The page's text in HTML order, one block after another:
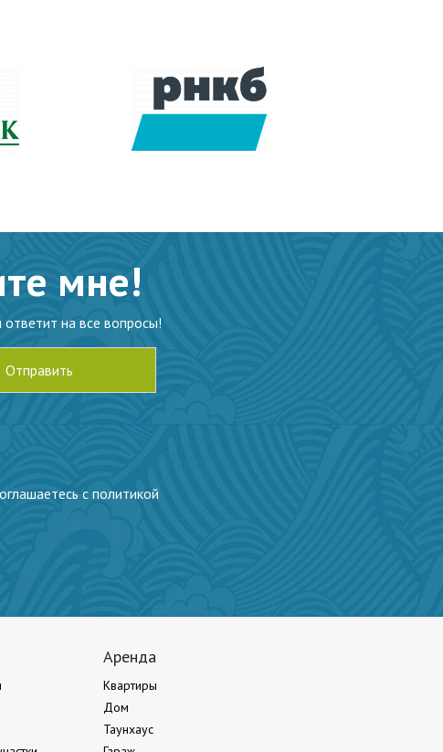
мне!
на все вопросы!
с политикой
Аренда
Квартиры
Дом
Таунхаус